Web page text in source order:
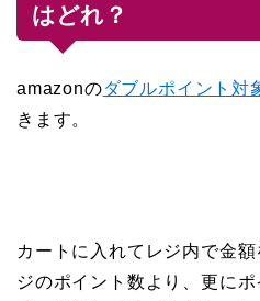
はどれ？
amazonのダブルポイント対
きます。
カートに入れてレジ内で金
ジのポイント数より、更に